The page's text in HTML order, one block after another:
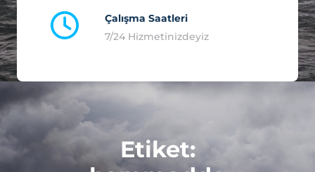
7/24 Hizmetinizdeyiz
Etiket: